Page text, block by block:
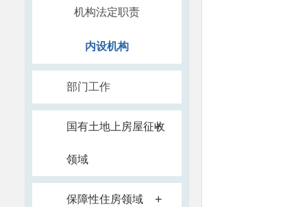
机构法定职责
内设机构
部门工作
国有土地上房屋征收
领域
+
保障性住房领域 +